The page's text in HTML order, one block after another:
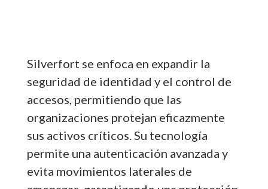
Silverfort se enfoca en expandir la
seguridad de identidad y el control de
accesos, permitiendo que las
organizaciones protejan eficazmente
sus activos críticos. Su tecnología
permite una autenticación avanzada y
evita movimientos laterales de